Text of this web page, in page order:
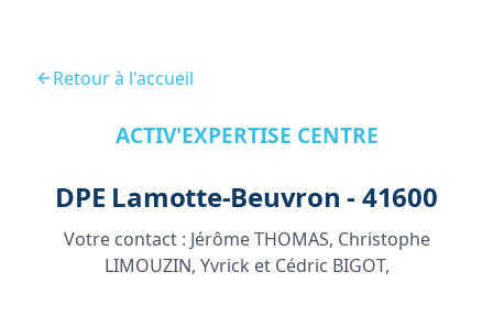
Retour à l'accueil
ACTIV'EXPERTISE CENTRE
DPE Lamotte-Beuvron - 41600
Votre contact : Jérôme THOMAS, Christophe
LIMOUZIN, Yvrick et Cédric BIGOT,